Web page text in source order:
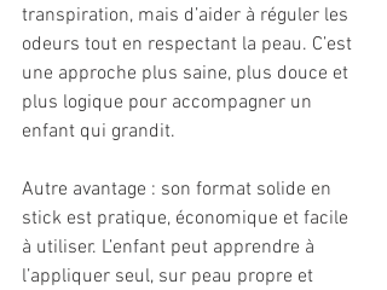
transpiration, mais d’aider à réguler les
odeurs tout en respectant la peau. C’est
une approche plus saine, plus douce et
plus logique pour accompagner un
enfant qui grandit.
Autre avantage : son format solide en
stick est pratique, économique et facile
à utiliser. L’enfant peut apprendre à
l’appliquer seul, sur peau propre et